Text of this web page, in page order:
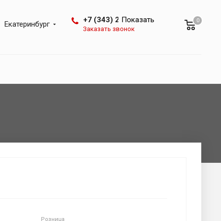
0
Екатеринбург +7 (343) 288-07-25
Показать
Заказать звонок
Розница